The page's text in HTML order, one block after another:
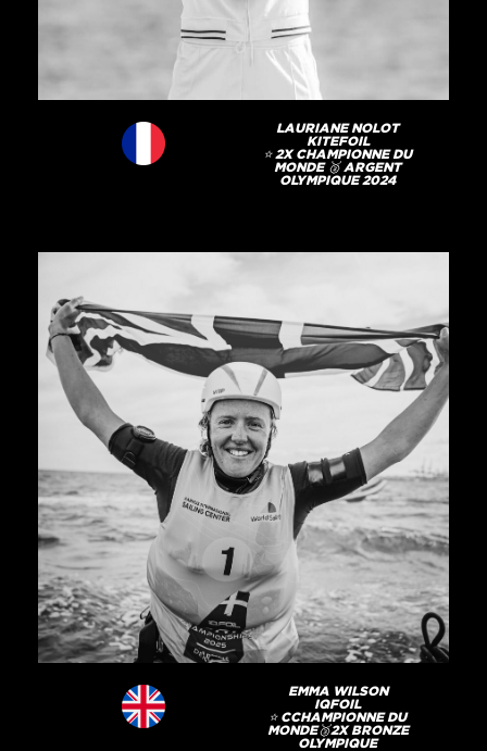
LAURIANE NOLOT
KITEFOIL
⭐️ 2X CHAMPIONNE DU
MONDE 🥈 ARGENT
OLYMPIQUE 2024
EMMA WILSON
IQFOIL
⭐️ CCHAMPIONNE DU
MONDE🥉2X BRONZE
OLYMPIQUE